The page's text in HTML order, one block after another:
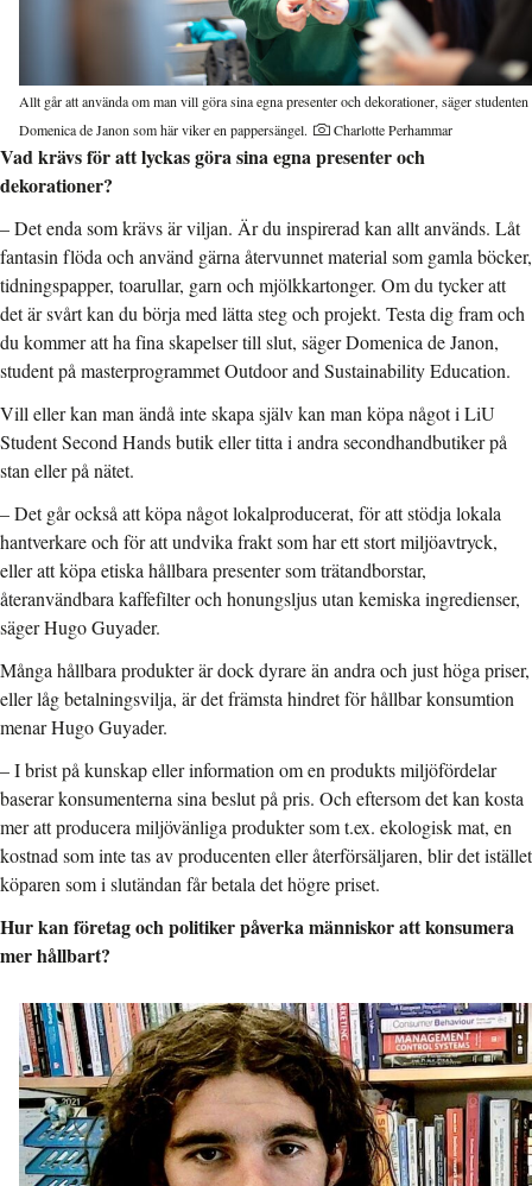
Allt går att använda om man vill göra sina egna presenter och dekorationer, säger studenten
Domenica de Janon som här viker en pappersängel.
Charlotte Perhammar
Vad krävs för att lyckas göra sina egna presenter och
dekorationer?
– Det enda som krävs är viljan. Är du inspirerad kan allt används. Låt
fantasin flöda och använd gärna återvunnet material som gamla böcker,
tidningspapper, toarullar, garn och mjölkkartonger. Om du tycker att
det är svårt kan du börja med lätta steg och projekt. Testa dig fram och
du kommer att ha fina skapelser till slut, säger Domenica de Janon,
student på masterprogrammet Outdoor and Sustainability Education.
Vill eller kan man ändå inte skapa själv kan man köpa något i LiU
Student Second Hands butik eller titta i andra secondhandbutiker på
stan eller på nätet.
– Det går också att köpa något lokalproducerat, för att stödja lokala
hantverkare och för att undvika frakt som har ett stort miljöavtryck,
eller att köpa etiska hållbara presenter som trätandborstar,
återanvändbara kaffefilter och honungsljus utan kemiska ingredienser,
säger Hugo Guyader.
Många hållbara produkter är dock dyrare än andra och just höga priser,
eller låg betalningsvilja, är det främsta hindret för hållbar konsumtion
menar Hugo Guyader.
– I brist på kunskap eller information om en produkts miljöfördelar
baserar konsumenterna sina beslut på pris. Och eftersom det kan kosta
mer att producera miljövänliga produkter som t.ex. ekologisk mat, en
kostnad som inte tas av producenten eller återförsäljaren, blir det istället
köparen som i slutändan får betala det högre priset.
Hur kan företag och politiker påverka människor att konsumera
mer hållbart?